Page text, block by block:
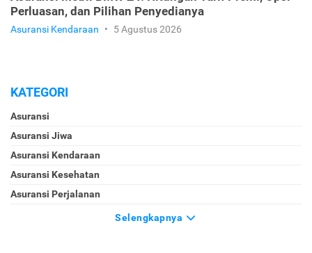
Perluasan, dan Pilihan Penyedianya
Asuransi Kendaraan • 5 Agustus 2026
KATEGORI
Asuransi
Asuransi Jiwa
Asuransi Kendaraan
Asuransi Kesehatan
Asuransi Perjalanan
Selengkapnya